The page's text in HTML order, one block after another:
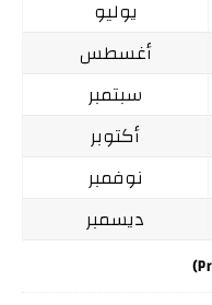
يوليو
أغسطس
سبتمبر
أكتوبر
نوفمبر
ديسمبر